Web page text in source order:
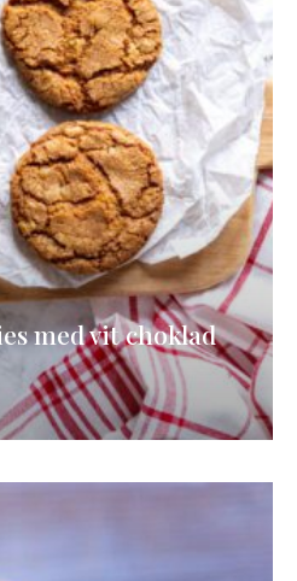
med vit choklad